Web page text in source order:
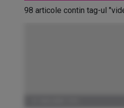
98 articole contin tag-ul